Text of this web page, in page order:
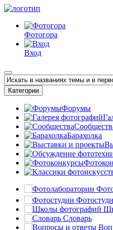
Фотогора
Вход
Категории
Форумы
Барахолка
Словарь